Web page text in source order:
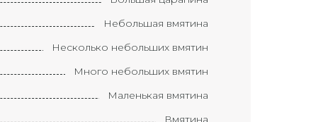
Небольшая вмятина
Несколько небольших вмятин
Много небольших вмятин
Маленькая вмятина
Вмятина